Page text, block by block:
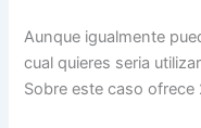
Aunque igualmente
cual quieres seri­a
Sobre este caso